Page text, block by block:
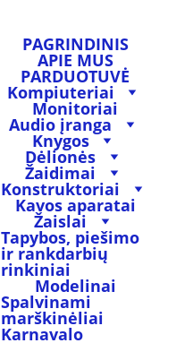
PAGRINDINIS
APIE MUS
PARDUOTUVĖ
Kompiuteriai
Monitoriai
Audio įranga
Knygos
Dėlionės
Žaidimai
Konstruktoriai
Kavos aparatai
Žaislai
Tapybos, piešimo
ir rankdarbių
rinkiniai
Modelinai
Spalvinami
marškinėliai
Karnavalo